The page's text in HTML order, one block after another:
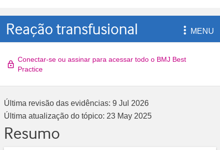
Reação transfusional MENU
Conectar-se ou assinar para acessar todo o BMJ Best
Practice
Última revisão das evidências: 9 Jul 2026
Última atualização do tópico: 23 May 2025
Resumo